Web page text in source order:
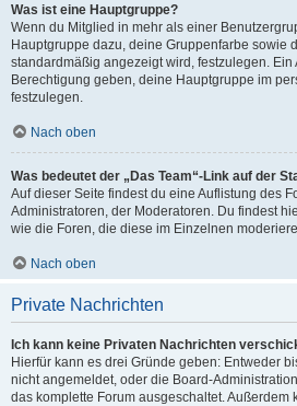
Was ist eine Hauptgruppe?
Wenn du Mitglied in mehr als einer
Hauptgruppe dazu, deine Gruppenfarbe sowie
standardmäßig angezeigt wird, festzulegen. Ein
Berechtigung geben, deine Hauptgruppe im
festzulegen.
Nach oben
Was bedeutet der „Das Team“-Link auf der
Auf dieser Seite findest du eine Auflistung des
Administratoren, der Moderatoren. Du findest
wie die Foren, die diese im Einzelnen
Nach oben
Private Nachrichten
Ich kann keine Privaten Nachrichten
Hierfür kann es drei Gründe geben: Entweder
nicht angemeldet, oder die Board-
das komplette Forum ausgeschaltet. Außerdem